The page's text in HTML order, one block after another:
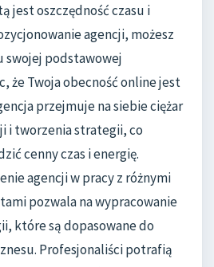
jest oszczędność czasu i
agencji, możesz
swojej podstawowej
że Twoja obecność online jest
przejmuje na siebie ciężar
i tworzenia strategii, co
cenny czas i energię.
agencji w pracy z różnymi
pozwala na wypracowanie
które są dopasowane do
Profesjonaliści potrafią